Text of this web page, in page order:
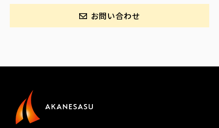
お問い合わせ